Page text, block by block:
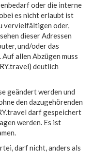
oder die interne
es nicht erlaubt ist
vervielfältigen oder,
dieser Adressen
und/oder das
allen Abzügen muss
deutlich
geändert werden und
den dazugehörenden
darf gespeichert
werden. Es ist
darf nicht, anders als